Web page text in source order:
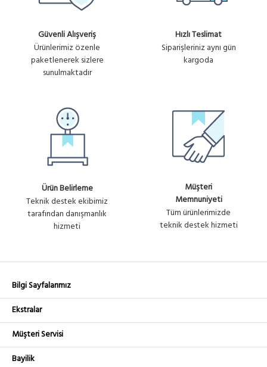
Güvenli Alışveriş
Ürünlerimiz özenle
paketlenerek sizlere
sunulmaktadır
Hızlı Teslimat
Siparişleriniz aynı gün
kargoda
Ürün Belirleme
Teknik destek ekibimiz
tarafından danışmanlık
hizmeti
Müşteri
Memnuniyeti
Tüm ürünlerimizde
teknik destek hizmeti
Bilgi Sayfalarımız
Ekstralar
Müşteri Servisi
Bayilik